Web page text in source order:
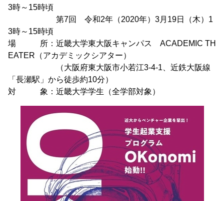
3時～15時頃
第7回 令和2年（2020年）3月19日（木）1
3時～15時頃
場 所：近畿大学東大阪キャンパス ACADEMIC TH
EATER（アカデミックシアター）
（大阪府東大阪市小若江3-4-1、近鉄大阪線
「長瀬駅」から徒歩約10分）
対 象：近畿大学学生（全学部対象）